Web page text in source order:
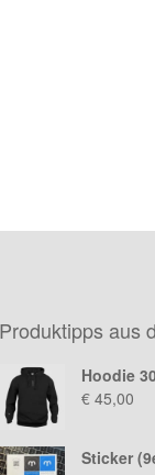
Produktipps aus
Hoodie
€ 45,00
Sticker